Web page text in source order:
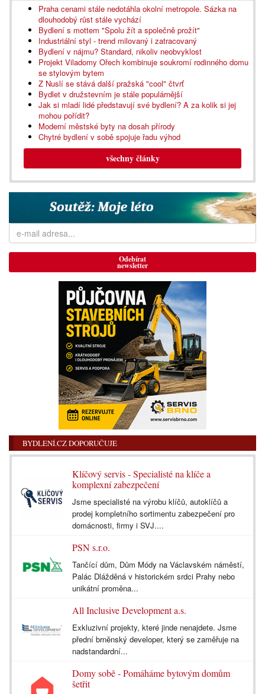
Praha cenami stále nedotáhla okolní metropole. Sázka na
dlouhodobý růst stále vychází
Bydlení s mottem "Spolu žít a společně prožít"
Industriální styl - trend milovaný i zatracovaný
Bydlení v nájmu? Standard, nikoliv neobvyklost
Projekt Viladomy Ořech kombinuje soukromí rodinného domu
se stylovým bytem
Z Nuslí se stává další pražská "cool" čtvrť
Bydlet v družstevním je stále populárnější
Jak si mladí lidé představují své bydlení? A za kolik si jej
mohou pořídit?
Moderní městské byty na dosah přírody
Chytré bydlení v sobě spojuje řadu výhod
všechny články
Odebírat
newsletter
BYDLENÍ.CZ DOPORUČUJE
Klíčový servis - Specialisté na klíče a
komplexní zabezpečení
Jsme specialisté na výrobu klíčů, autoklíčů a
prodej kompletního sortimentu zabezpečení pro
domácnosti, firmy i SVJ....
PSN s.r.o.
Tančící dům, Dům Módy na Václavském náměstí,
Palác Dlážděná v historickém srdci Prahy nebo
unikátní proměna...
All Inclusive Development a.s.
Exkluzivní projekty, které jinde nenajdete. Jsme
přední brněnský developer, který se zaměřuje na
nadstandardní...
Domy sobě - Pomáháme bytovým domům
šetřit